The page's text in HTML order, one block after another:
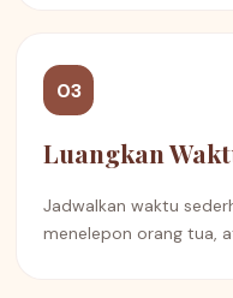
03
Luangkan
Jadwalkan waktu
menelepon orang tua,